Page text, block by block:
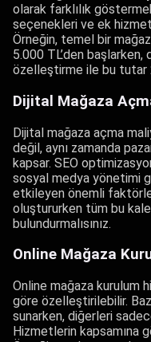
olarak farklılık
seçenekleri ve ek
Örneğin, temel bir
5.000 TL’den
özelleştirme ile bu tutar
Dijital Mağaza
Dijital mağaza açma
değil, aynı zamanda
kapsar. SEO
sosyal medya yönetimi
etkileyen önemli
oluştururken tüm bu
bulundurmalısınız.
Online Mağaza
Online mağaza kurulum
göre özelleştirilebilir.
sunarken, diğerleri
Hizmetlerin kapsamına